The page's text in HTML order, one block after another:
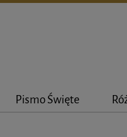
Pismo Święte